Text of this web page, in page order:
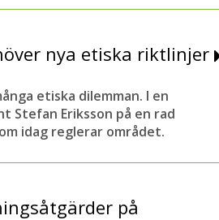
nya etiska riktlinjer
etiska dilemman. I en
Stefan Eriksson på en rad
idag reglerar området.
på